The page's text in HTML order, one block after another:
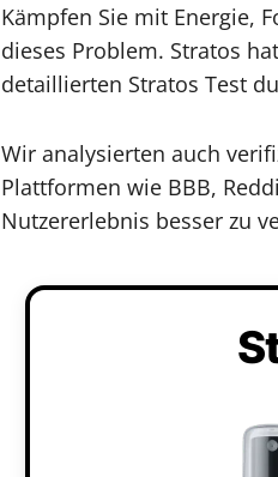
Kämpfen Sie mit Energie,
dieses Problem. Stratos
detaillierten Stratos Test
Wir analysierten auch
Plattformen wie BBB,
Nutzererlebnis besser zu